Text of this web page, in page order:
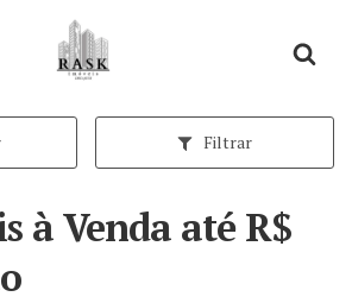
Página inicial
Filtrar
à Venda até R$